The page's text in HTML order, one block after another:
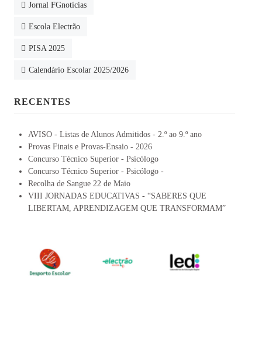
Jornal FGnotícias
Escola Electrão
PISA 2025
Calendário Escolar 2025/2026
RECENTES
AVISO - Listas de Alunos Admitidos - 2.º ao 9.º ano
Provas Finais e Provas-Ensaio - 2026
Concurso Técnico Superior - Psicólogo
Concurso Técnico Superior - Psicólogo -
Recolha de Sangue 22 de Maio
VIII JORNADAS EDUCATIVAS - “SABERES QUE
LIBERTAM, APRENDIZAGEM QUE TRANSFORMAM”